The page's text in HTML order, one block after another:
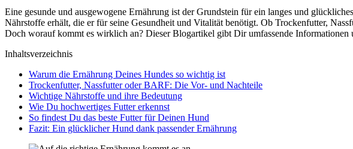
Eine gesun­de und aus­ge­wo­ge­ne Ernäh­rung ist der Grund­stein für ein lan­ges und
Nähr­stof­fe erhält, die er für sei­ne Gesund­heit und Vita­li­tät benö­tigt. Ob Tro­cken­fut­ter,
Doch wor­auf kommt es wirk­lich an? Die­ser Blog­ar­ti­kel gibt Dir umfas­sen­de
Inhalts­ver­zeich­nis
War­um die Ernäh­rung Dei­nes Hun­des so wich­tig ist
Tro­cken­fut­ter, Nass­fut­ter oder BARF: Die Vor- und Nach­tei­le
Wich­ti­ge Nähr­stof­fe und ihre Bedeu­tung
Wie Du hoch­wer­ti­ges Fut­ter erkennst
So fin­dest Du das bes­te Fut­ter für Dei­nen Hund
Fazit: Ein glück­li­cher Hund dank pas­sen­der Ernäh­rung